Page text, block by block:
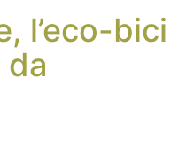
l’eco-bici